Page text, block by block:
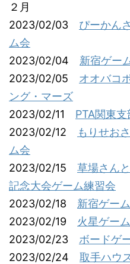
２月
2023/02/03 ぴーかん
ム会
2023/02/04 新宿ゲー
2023/02/05 オオバコ
ング・マーズ
2023/02/11 PTA関東
2023/02/12
もりせお
ム会
2023/02/15 草場さん
記念大会ゲーム練習会
2023/02/18 新宿ゲー
2023/02/19 火星ゲー
2023/02/23 ボードゲ
2023/02/24 取手ハウ